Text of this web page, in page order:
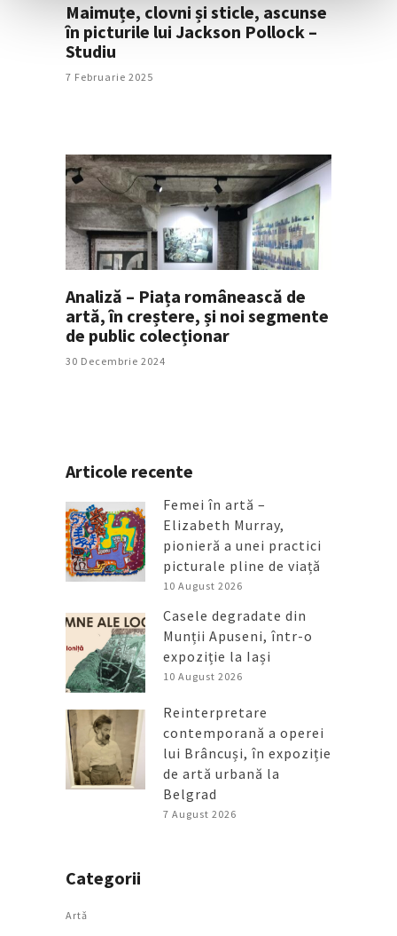
Maimuțe, clovni și sticle, ascunse
în picturile lui Jackson Pollock –
Studiu
7 Februarie 2025
Analiză – Piața românească de
artă, în creștere, și noi segmente
de public colecționar
30 Decembrie 2024
Articole recente
Femei în artă –
Elizabeth Murray,
pionieră a unei practici
picturale pline de viață
10 August 2026
Casele degradate din
Munții Apuseni, într-o
expoziție la Iași
10 August 2026
Reinterpretare
contemporană a operei
lui Brâncuși, în expoziție
de artă urbană la
Belgrad
7 August 2026
Categorii
Artǎ